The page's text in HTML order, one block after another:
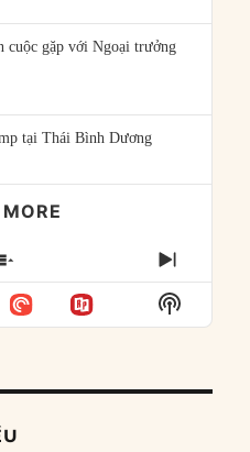
cuộc gặp với Ngoại trưởng
tại Thái Bình Dương
SHOW
EPISODES
LIST
NEXT
Show
Podcast